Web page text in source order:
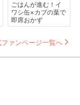
ごはんが進む！イ
ワシ缶×カブの葉で
即席おかず
ァンページ一覧へ